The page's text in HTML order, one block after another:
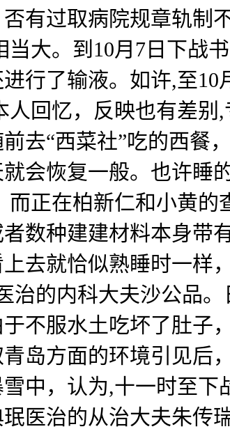
有过取病院规章轨制不
大。到10月7日下战
行了输液。如许,至10
回忆，反映也有差别
去“西菜社”吃的西餐
会恢复一般。也许睡
正在柏新仁和小黄的
数种建建材料本身带
去就恰似熟睡时一样
治的内科大夫沙公品
不服水土吃坏了肚子
岛方面的环境引见后
中，认为,十一时至下
医治的从治大夫朱传